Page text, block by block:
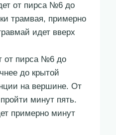
от пирса №6 до
трамвая, примерно
идет вверх
от пирса №6 до
до крытой
на вершине. От
минут пять.
примерно минут